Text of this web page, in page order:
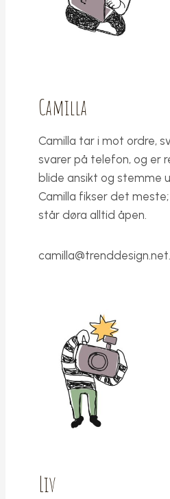
Camilla
Camilla tar i mot ordre,
svarer på telefon, og er
blide ansikt og stemme
Camilla fikser det
står døra alltid åpen.
camilla@trenddesign.net
Liv